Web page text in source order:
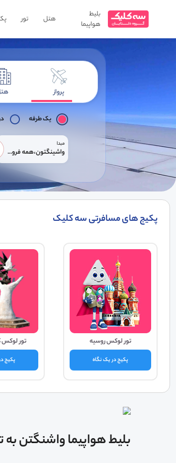
بلیط
هواپیما
هتل تور
پرواز
یک طرفه
مبدا
واشینگتون،همه
پکیج های مسافرتی سه کلیک
تور لوکس روسیه
پکیج در یک نگاه
تور
پکیج
بلیط هواپیما واشنگتن به